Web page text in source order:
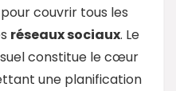
couvrir tous les
réseaux sociaux. Le
constitue le cœur
une planification